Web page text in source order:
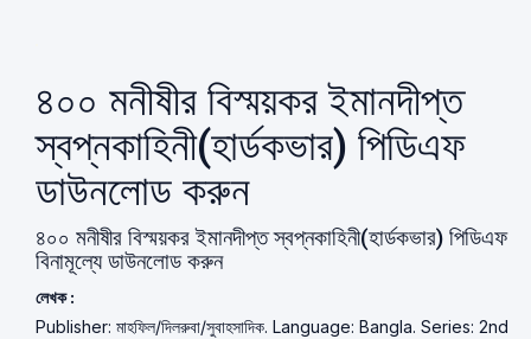
৪০০ মনীষীর বিস্ময়কর ইমানদীপ্ত
স্বপ্নকাহিনী(হার্ডকভার) পিডিএফ
ডাউনলোড করুন
৪০০ মনীষীর বিস্ময়কর ইমানদীপ্ত স্বপ্নকাহিনী(হার্ডকভার) পিডিএফ
বিনামূল্যে ডাউনলোড করুন
লেখক :
Publisher: মাহফিল/দিলরুবা/সুবাহসাদিক. Language: Bangla. Series: 2nd